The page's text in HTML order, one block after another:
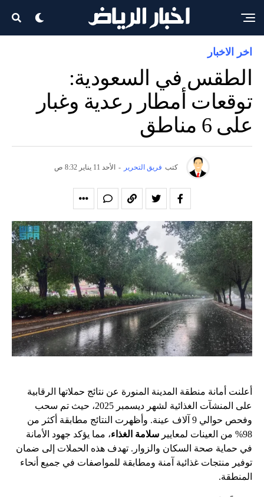
اخر الاخبار
الطقس في السعودية:
توقعات أمطار رعدية وغبار
على 6 مناطق
كتب فريق التحرير - الأحد 11 يناير 8:32 ص
أعلنت أمانة منطقة المدينة المنورة عن نتائج حملاتها الرقابية
على المنشآت الغذائية لشهر ديسمبر 2025، حيث تم سحب
وفحص حوالي 9 آلاف عينة. وأظهرت النتائج مطابقة أكثر من
98% من العينات لمعايير
سلامة الغذاء، مما يؤكد جهود الأمانة
في حماية صحة السكان والزوار. تهدف هذه الحملات إلى ضمان
توفير منتجات غذائية آمنة ومطابقة للمواصفات في جميع أنحاء
المنطقة.